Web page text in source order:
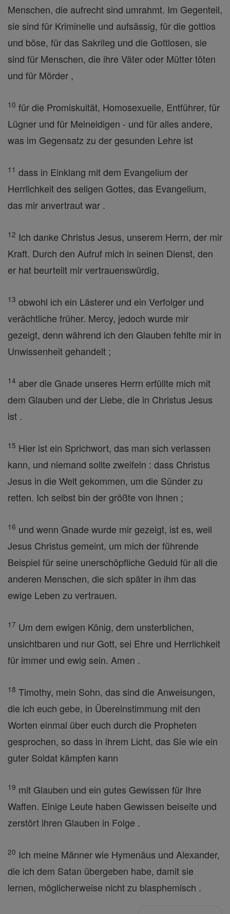
Menschen, die aufrecht sind umrahmt. Im Gegenteil,
sie sind für Kriminelle und aufsässig, für die gottlos
und böse, für das Sakrileg und die Gottlosen, sie
sind für Menschen, die ihre Väter oder Mütter töten
und für Mörder ,
10 für die Promiskuität, Homosexuelle, Entführer, für
Lügner und für Meineidigen - und für alles andere,
was im Gegensatz zu der gesunden Lehre ist
11 dass in Einklang mit dem Evangelium der
Herrlichkeit des seligen Gottes, das Evangelium,
das mir anvertraut war .
12 Ich danke Christus Jesus, unserem Herrn, der mir
Kraft. Durch den Aufruf mich in seinen Dienst, den
er hat beurteilt mir vertrauenswürdig,
13 obwohl ich ein Lästerer und ein Verfolger und
verächtliche früher. Mercy, jedoch wurde mir
gezeigt, denn während ich den Glauben fehlte mir in
Unwissenheit gehandelt ;
14 aber die Gnade unseres Herrn erfüllte mich mit
dem Glauben und der Liebe, die in Christus Jesus
ist .
15 Hier ist ein Sprichwort, das man sich verlassen
kann, und niemand sollte zweifeln : dass Christus
Jesus in die Welt gekommen, um die Sünder zu
retten. Ich selbst bin der größte von ihnen ;
16 und wenn Gnade wurde mir gezeigt, ist es, weil
Jesus Christus gemeint, um mich der führende
Beispiel für seine unerschöpfliche Geduld für all die
anderen Menschen, die sich später in ihm das
ewige Leben zu vertrauen.
17 Um dem ewigen König, dem unsterblichen,
unsichtbaren und nur Gott, sei Ehre und Herrlichkeit
für immer und ewig sein. Amen .
18 Timothy, mein Sohn, das sind die Anweisungen,
die ich euch gebe, in Übereinstimmung mit den
Worten einmal über euch durch die Propheten
gesprochen, so dass in ihrem Licht, das Sie wie ein
guter Soldat kämpfen kann
19 mit Glauben und ein gutes Gewissen für Ihre
Waffen. Einige Leute haben Gewissen beiseite und
zerstört ihren Glauben in Folge .
20 Ich meine Männer wie Hymenäus und Alexander,
die ich dem Satan übergeben habe, damit sie
lernen, möglicherweise nicht zu blasphemisch .